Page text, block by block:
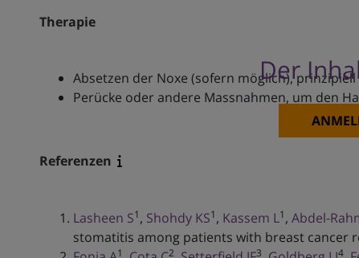
Therapie
Der
Absetzen der Noxe (sofern möglich),
Perücke oder andere Massnahmen, um den
Referenzen
Lasheen S1 , Shohdy KS1 , Kassem L1 , Abdel-
stomatitis among patients with breast cancer
1 2 3 4